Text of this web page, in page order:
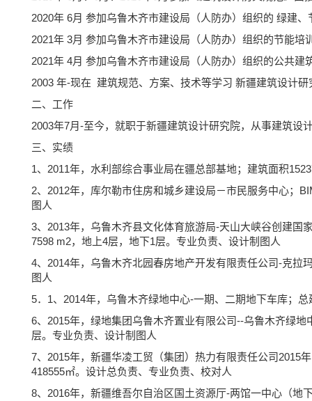
2020年 6月 参加乌鲁木齐市建设局（人防办）组织的 绿建、
2021年 3月 参加乌鲁木齐市建设局（人防办）组织的节能培
2021年 4月 参加乌鲁木齐市建设局（人防办）组织的公共建
2003 年-现在 建筑规范、方案、技术等学习 新疆建筑设计研
二、工作
2003年7月-至今，就职于新疆建筑设计研究院，从事建筑设
三、实绩
1、2011年，水利部综合事业局在疆总部基地；建筑面积
2、2012年，库尔勒市住房和城乡建设局－市民服务中心；
图人
3、2013年，乌鲁木齐县文化体育旅游局-天山大峡谷创建
7598 m2，地上4层，地下1层。专业负责、设计制图人
4、2014年，乌鲁木齐北园春房地产开发有限责任公司-克拉
图人
5．1、2014年，乌鲁木齐绿地中心-一期、二期地下车库；
6、2015年，绿地集团乌鲁木齐置业有限公司--乌鲁木齐绿
层。专业负责、设计制图人
7、2015年，新疆华凌工贸（集团）热力有限责任公司2015
418555㎡。设计总负责、专业负责、校对人
8、2016年，新疆维吾尔自治区国土资源厅-两馆一中心（